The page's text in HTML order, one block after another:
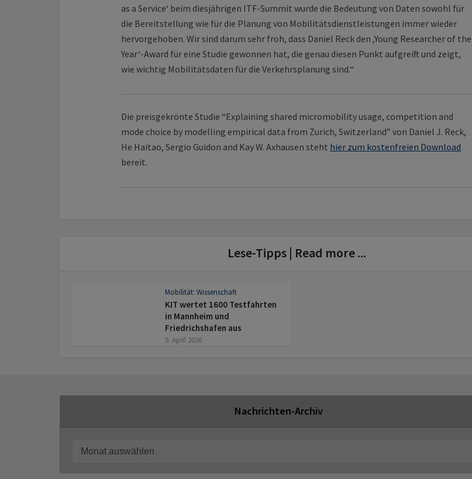
as a Service‘ beim diesjährigen ITF-Summit wurde die Bedeutung von Daten sowohl für
die Bereitstellung wie für die Planung von Mobilitätsdienstleistungen immer wieder
hervorgehoben. Wir sind darum sehr froh, dass Daniel Reck den ,Young Researcher of the
Year‘-Award für eine Studie gewonnen hat, die genau diesen Punkt aufgreift und zeigt,
wie wichtig Mobilitätsdaten für die Verkehrsplanung sind.“
Die preisgekrönte Studie “Explaining shared micromobility usage, competition and
mode choice by modelling empirical data from Zurich, Switzerland” von Daniel J. Reck,
He Haitao, Sergio Guidon and Kay W. Axhausen steht hier zum kostenfreien Download
bereit.
Lese-Tipps | Read more ...
Mobilität: Wissenschaft
KIT wertet 1600 Testfahrten
in Mannheim und
Friedrichshafen aus
9. April 2026
Nachrichten-Archiv